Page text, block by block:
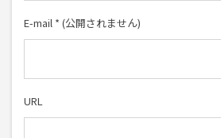
E-mail * (公開されません)
URL